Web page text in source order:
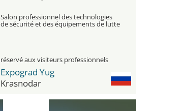
Salon professionnel des technologies
de sécurité et des équipements de lutte
réservé aux visiteurs professionnels
Expograd Yug
Krasnodar